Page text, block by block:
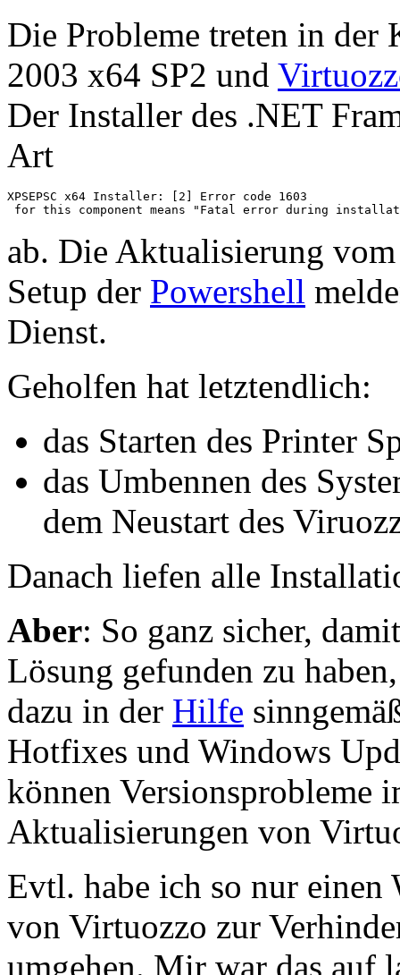
Die Probleme treten in der
2003 x64 SP2 und
Der Installer des .NET
Art
XPSEPSC x64 Installer: [2] Error code 1603
for this component means "Fatal error during
ab. Die Aktualisierung
Setup der Powershell
Dienst.
Geholfen hat letztendlich:
das Starten des Printer
das Umbennen des
dem Neustart des
Danach liefen alle
Aber: So ganz sicher,
Lösung gefunden zu
dazu in der Hilfe
Hotfixes und Windows
können Versionsprobleme
Aktualisierungen von
Evtl. habe ich so nur einen
von Virtuozzo zur
umgehen. Mir war das auf